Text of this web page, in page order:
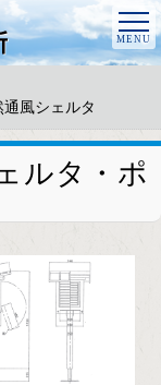
風シェルタ
ルタ・ポ